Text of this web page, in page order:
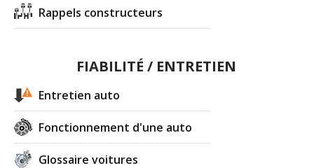
Rappels constructeurs
FIABILITÉ / ENTRETIEN
Entretien auto
Fonctionnement d'une auto
Glossaire voitures